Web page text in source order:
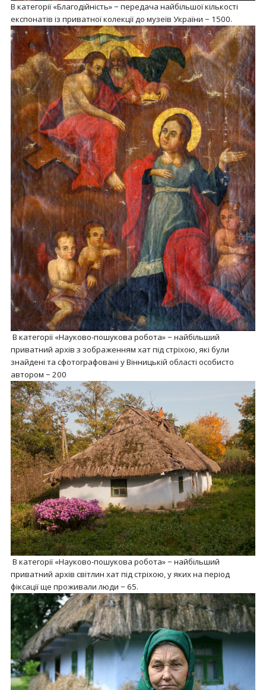
В категорії «Благодійність» − передача найбільшої кількості
експонатів із приватної колекції до музеїв України − 1500.
В категорії «Науково-пошукова робота» − найбільший
приватний архів з зображенням хат під стріхою, які були
знайдені та сфотографовані у Вінницькій області особисто
автором − 200
В категорії «Науково-пошукова робота» − найбільший
приватний архів світлин хат під стріхою, у яких на період
фіксації ще проживали люди − 65.